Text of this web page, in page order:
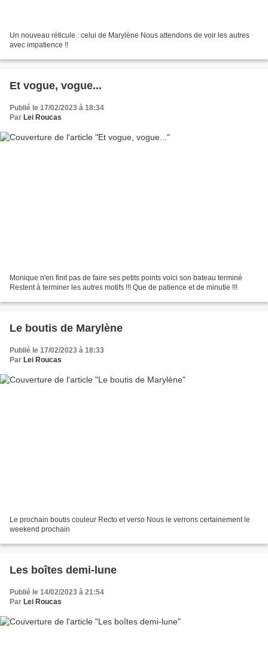
Un nouveau réticule : celui de Marylène Nous attendons de voir les autres
avec impatience !!
Et vogue, vogue...
Publié le 17/02/2023 à 18:34
Par Lei Roucas
Monique n'en finit pas de faire ses petits points voici son bateau terminé
Restent à terminer les autres motifs !!! Que de patience et de minutie !!!
Le boutis de Marylène
Publié le 17/02/2023 à 18:33
Par Lei Roucas
Le prochain boutis couleur Recto et verso Nous le verrons certainement le
weekend prochain
Les boîtes demi-lune
Publié le 14/02/2023 à 21:54
Par Lei Roucas